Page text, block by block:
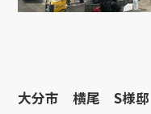
大分市 横尾 S様邸